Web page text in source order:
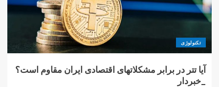
تکنولوژی
آیا تتر در برابر مشکلاتهای اقتصادی ایران مقاوم است؟
_خبردار